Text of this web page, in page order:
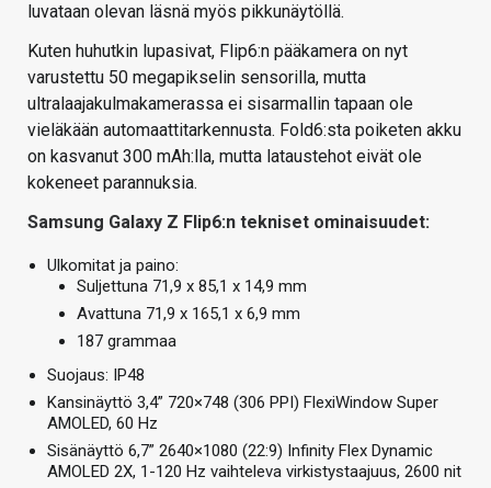
luvataan olevan läsnä myös pikkunäytöllä.
Kuten huhutkin lupasivat, Flip6:n pääkamera on nyt
varustettu 50 megapikselin sensorilla, mutta
ultralaajakulmakamerassa ei sisarmallin tapaan ole
vieläkään automaattitarkennusta. Fold6:sta poiketen akku
on kasvanut 300 mAh:lla, mutta lataustehot eivät ole
kokeneet parannuksia.
Samsung Galaxy Z Flip6:n tekniset ominaisuudet:
Ulkomitat ja paino:
Suljettuna 71,9 x 85,1 x 14,9 mm
Avattuna 71,9 x 165,1 x 6,9 mm
187 grammaa
Suojaus: IP48
Kansinäyttö 3,4” 720×748 (306 PPI) FlexiWindow Super
AMOLED, 60 Hz
Sisänäyttö 6,7” 2640×1080 (22:9) Infinity Flex Dynamic
AMOLED 2X, 1-120 Hz vaihteleva virkistystaajuus, 2600 nit